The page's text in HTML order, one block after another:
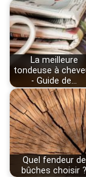
La meilleure
tondeuse à
- Guide de…
Quel fendeur de
bûches choisir ?